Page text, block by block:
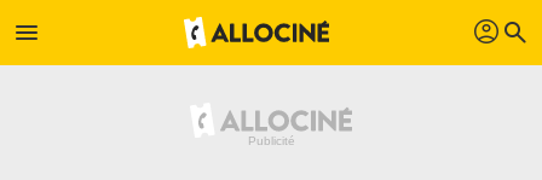
menu profil search